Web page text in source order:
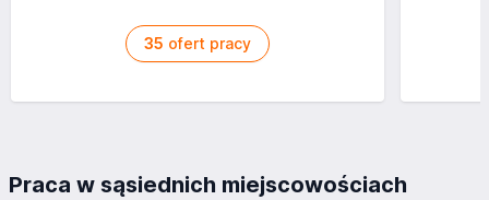
35 ofert pracy
Praca w sąsiednich miejscowościach